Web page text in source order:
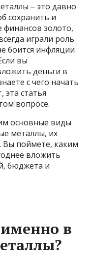
– это давно
сохранить и
золото,
играли роль
боится инфляции
вы
деньги в
с чего начать
эта статья
вопросе.
основные виды
металлы, их
Вы поймете, каким
вложить
бюджета и
в